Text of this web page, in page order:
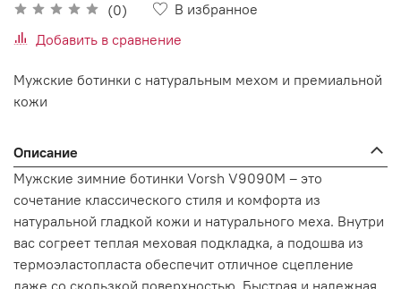
(0)
В избранное
Добавить в сравнение
Мужские ботинки с натуральным мехом и премиальной
кожи
Описание
Мужские зимние ботинки Vorsh V9090M – это
сочетание классического стиля и комфорта из
натуральной гладкой кожи и натурального меха. Внутри
вас согреет теплая меховая подкладка, а подошва из
термоэластопласта обеспечит отличное сцепление
даже со скользкой поверхностью. Быстрая и надежная